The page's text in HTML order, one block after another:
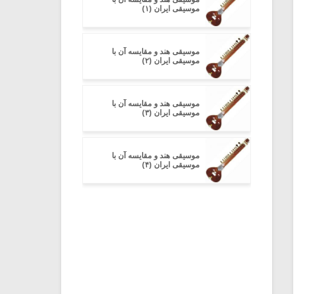
موسیقی ایران (۱)
موسیقی هند و مقایسه آن با
موسیقی ایران (۲)
موسیقی هند و مقایسه آن با
موسیقی ایران (۳)
موسیقی هند و مقایسه آن با
موسیقی ایران (۴)